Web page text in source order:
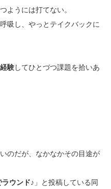
ようには打てない。
吸し、やっとテイクバックに
験してひとづつ課題を拾いあ
のだが、なかなかその目途が
ウンド♪ 」と投稿している同